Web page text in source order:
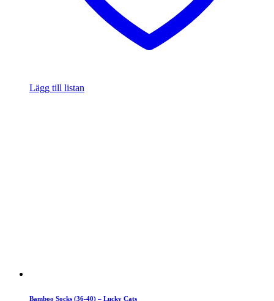
Lägg till listan
Bamboo Socks (36-40) – Lucky Cats